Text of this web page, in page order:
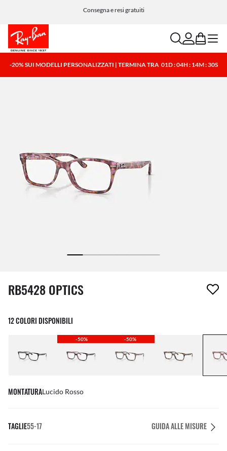
Consegna e resi gratuiti
searchaccount
bag menu
-20% SUI MODELLI PERSONALIZZATI | TERMINA TRA 01D : 04H : 14M : 30S
1 articolo è stato aggiunto alla tua wishlist
RB5428 OPTICS
12 COLORI DISPONIBILI
-50% -50%
MONTATURALucido Rosso
TAGLIE55-17 GUIDA ALLE MISURE